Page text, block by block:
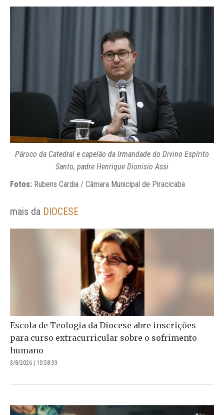
Pároco da Catedral e capelão da Irmandade do Divino Espírito
Santo, padre Henrique Dionisio Assi
Fotos: Rubens Cardia / Câmara Municipal de Piracicaba
mais da DIOCESE
Escola de Teologia da Diocese abre inscrições
para curso extracurricular sobre o sofrimento
humano
3/8/2026 | 10:58:33